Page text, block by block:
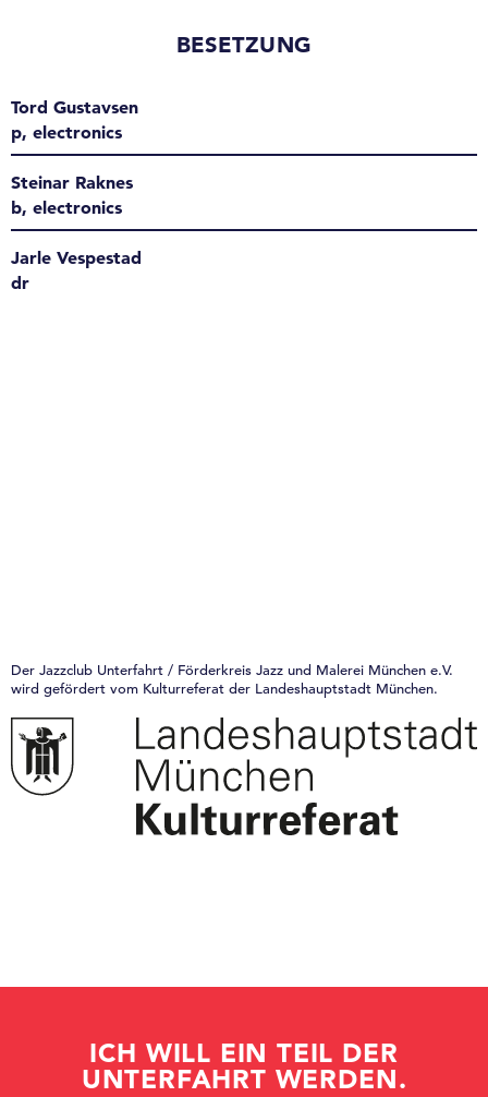
BESETZUNG
Tord Gustavsen
p, electronics
Steinar Raknes
b, electronics
Jarle Vespestad
dr
Der Jazzclub Unterfahrt / Förderkreis Jazz und Malerei München e.V.
wird gefördert vom Kulturreferat der Landeshauptstadt München.
ICH WILL EIN TEIL DER
UNTERFAHRT WERDEN.